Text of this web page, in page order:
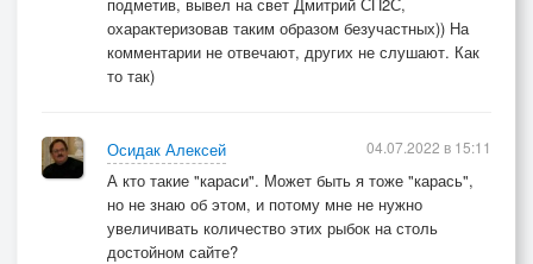
охарактеризовав таким образом безучастных)) На
комментарии не отвечают, других не слушают. Как
то так)
Осидак Алексей
А кто такие "караси". Может быть я тоже "карась",
но не знаю об этом, и потому мне не нужно
увеличивать количество этих рыбок на столь
достойном сайте?
04.07.2022 в 15:11